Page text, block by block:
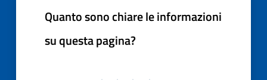
Quanto sono chiare le informazioni
su questa pagina?